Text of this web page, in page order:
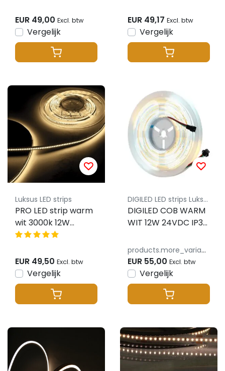
24VDC IP20 - 5
meter
EUR 49,00 Excl. btw
Vergelijk
Rol
EUR 49,17 Excl. btw
Vergelijk
Luksus LED strips
PRO LED strip warm
wit 3000k 12W
1360LM 128LED
CRI90 - 5 meter
EUR 49,50 Excl. btw
Vergelijk
DIGILED LED strips Luksus
DIGILED COB WARM
WIT 12W 24VDC IP30
WS2811
products.more_variants_available
EUR 55,00 Excl. btw
Vergelijk